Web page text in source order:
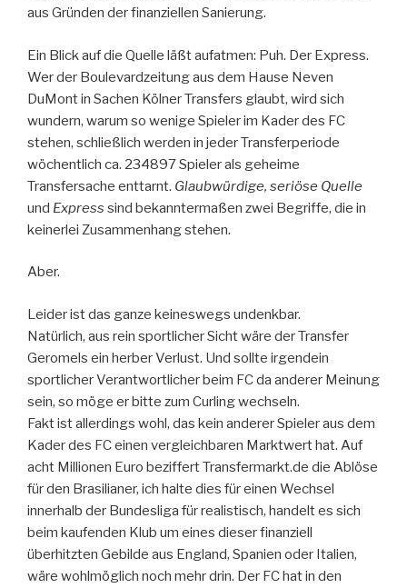
aus Gründen der finanziellen Sanierung.
Ein Blick auf die Quelle läßt aufatmen: Puh. Der Express.
Wer der Boulevardzeitung aus dem Hause Neven
DuMont in Sachen Kölner Transfers glaubt, wird sich
wundern, warum so wenige Spieler im Kader des FC
stehen, schließlich werden in jeder Transferperiode
wöchentlich ca. 234897 Spieler als geheime
Transfersache enttarnt. Glaubwürdige, seriöse Quelle
und Express sind bekanntermaßen zwei Begriffe, die in
keinerlei Zusammenhang stehen.
Aber.
Leider ist das ganze keineswegs undenkbar.
Natürlich, aus rein sportlicher Sicht wäre der Transfer
Geromels ein herber Verlust. Und sollte irgendein
sportlicher Verantwortlicher beim FC da anderer Meinung
sein, so möge er bitte zum Curling wechseln.
Fakt ist allerdings wohl, das kein anderer Spieler aus dem
Kader des FC einen vergleichbaren Marktwert hat. Auf
acht Millionen Euro beziffert Transfermarkt.de die Ablöse
für den Brasilianer, ich halte dies für einen Wechsel
innerhalb der Bundesliga für realistisch, handelt es sich
beim kaufenden Klub um eines dieser finanziell
überhitzten Gebilde aus England, Spanien oder Italien,
wäre wohlmöglich noch mehr drin. Der FC hat in den